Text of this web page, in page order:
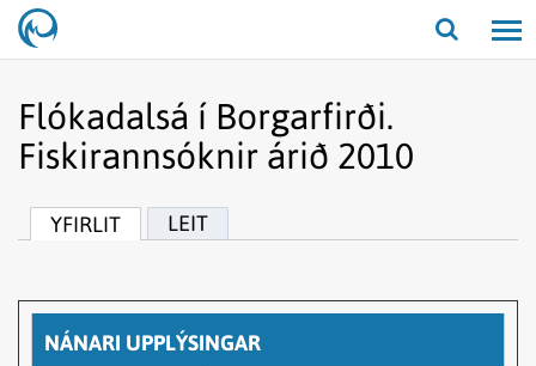
Opna/
Flókadalsá í Borgarfirði.
Fiskirannsóknir árið 2010
YFIRLIT LEIT
NÁNARI UPPLÝSINGAR